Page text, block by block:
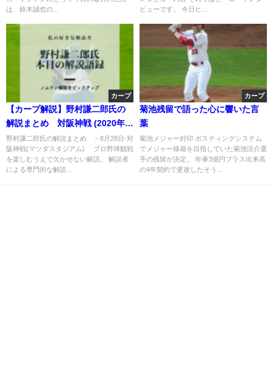
は、鈴木誠也の...
ビューです。 今日ヒ...
カープ
【カープ解説】野村謙二郎氏の
解説まとめ 対阪神戦 (2020年8
月28日)
野村謙二郎氏の解説まとめ －8月28日-対
阪神戦(マツダスタジアム) プロ野球観戦
を楽しむうえで欠かせない解説。 解説者
による専門的な解説...
カープ
菊池残留で語った心に響いた言
葉
菊池メジャー封印 ポスティングシステム
でメジャー移籍を目指していた菊池涼介選
手の残留が決定。 年俸3億円プラス出来高
の4年契約で更改したそう...